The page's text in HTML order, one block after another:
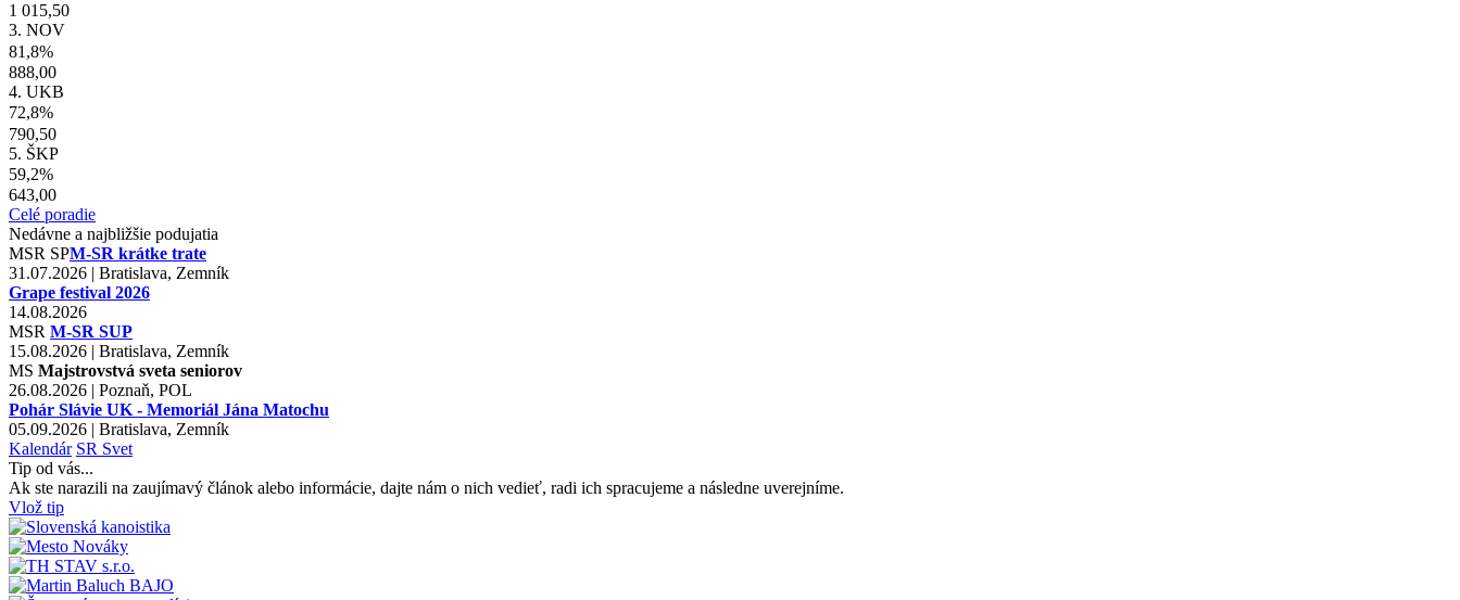
1 015,50
3. NOV
81,8%
888,00
4. UKB
72,8%
790,50
5. ŠKP
59,2%
643,00
Celé poradie
Nedávne a najbližšie podujatia
MSR SPM-SR krátke trate
31.07.2026 | Bratislava, Zemník
Grape festival 2026
14.08.2026
MSR M-SR SUP
15.08.2026 | Bratislava, Zemník
MS Majstrovstvá sveta seniorov
26.08.2026 | Poznaň, POL
Pohár Slávie UK - Memoriál Jána Matochu
05.09.2026 | Bratislava, Zemník
Kalendár SR Svet
Tip od vás...
Ak ste narazili na zaujímavý článok alebo informácie, dajte nám o nich vedieť, radi ich spracujeme a následne uverejníme.
Vlož tip